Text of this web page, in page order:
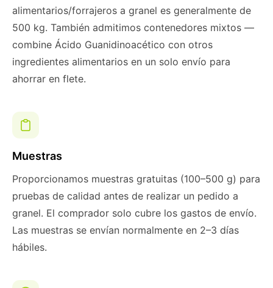
alimentarios/forrajeros a granel es generalmente de
500 kg. También admitimos contenedores mixtos —
combine Ácido Guanidinoacético con otros
ingredientes alimentarios en un solo envío para
ahorrar en flete.
Muestras
Proporcionamos muestras gratuitas (100–500 g) para
pruebas de calidad antes de realizar un pedido a
granel. El comprador solo cubre los gastos de envío.
Las muestras se envían normalmente en 2–3 días
hábiles.